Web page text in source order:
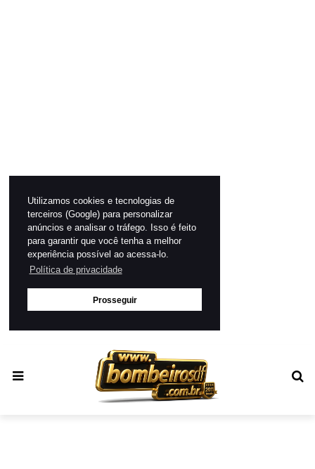
Utilizamos cookies e tecnologias de
terceiros (Google) para personalizar
anúncios e analisar o tráfego. Isso é feito
para garantir que você tenha a melhor
experiência possível ao acessa-lo.
Política de privacidade
Prosseguir